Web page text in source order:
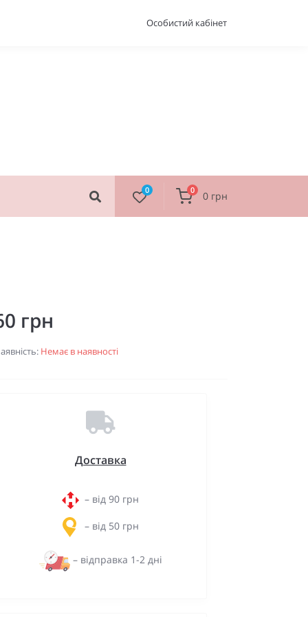
Особистий кабінет
0 0 0 грн
грн
Немає в наявності
Доставка
– від 90 грн
– від 50 грн
– відправка 1-2 дні